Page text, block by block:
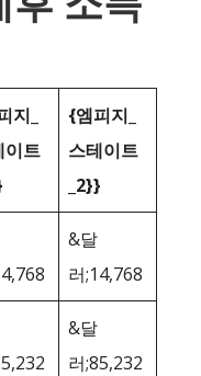
지_
이트
{엠피지_
스테이트
_2}}
&달
러;14,768
&달
러;85,232